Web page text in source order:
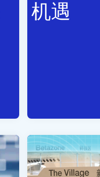
机遇